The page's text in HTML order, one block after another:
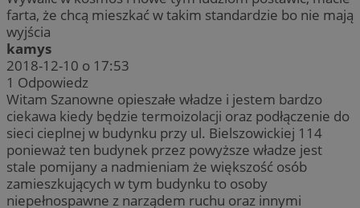
farta, że chcą mieszkać w takim standardzie bo nie mają
wyjścia
kamys
2018-12-10 o 17:53
1 Odpowiedz
Witam Szanowne opieszałe władze i jestem bardzo
ciekawa kiedy będzie termoizolacji oraz podłączenie do
sieci cieplnej w budynku przy ul. Bielszowickiej 114
ponieważ ten budynek przez powyższe władze jest
stale pomijany a nadmieniam że większość osób
zamieszkujących w tym budynku to osoby
niepełnospawne z narządem ruchu oraz innymi